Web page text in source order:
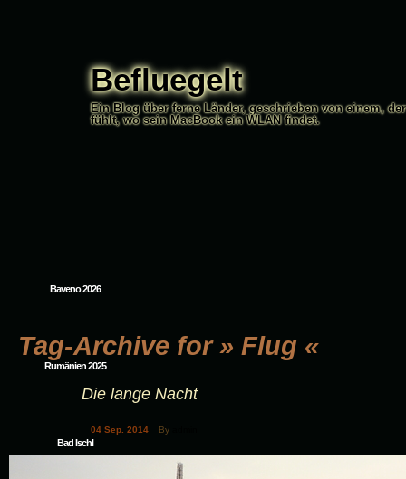
Befluegelt
Ein Blog über ferne Länder, geschrieben von einem,
fühlt, wo sein MacBook ein WLAN findet.
Baveno 2026
Rumänien 2025
Bad Ischl
Tag-Archive for » Flug «
Die lange Nacht
04 Sep. 2014 By